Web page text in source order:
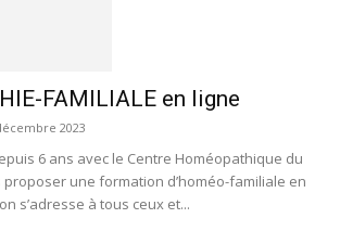
FAMILIALE en ligne
2023
6 ans avec le Centre Homéopathique du
une formation d’homéo-familiale en
s’adresse à tous ceux et...